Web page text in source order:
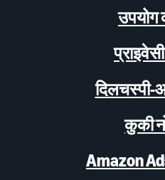
उपयोग
दिलचस्पी-
कुकी
Amazon